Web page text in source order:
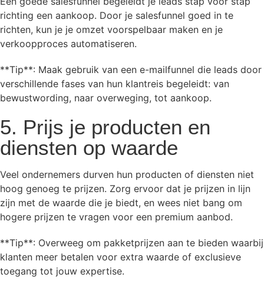
richting een aankoop. Door je salesfunnel goed in te
richten, kun je je omzet voorspelbaar maken en je
verkoopproces automatiseren.
**Tip**: Maak gebruik van een e-mailfunnel die leads door
verschillende fases van hun klantreis begeleidt: van
bewustwording, naar overweging, tot aankoop.
5. Prijs je producten en
diensten op waarde
Veel ondernemers durven hun producten of diensten niet
hoog genoeg te prijzen. Zorg ervoor dat je prijzen in lijn
zijn met de waarde die je biedt, en wees niet bang om
hogere prijzen te vragen voor een premium aanbod.
**Tip**: Overweeg om pakketprijzen aan te bieden waarbij
klanten meer betalen voor extra waarde of exclusieve
toegang tot jouw expertise.